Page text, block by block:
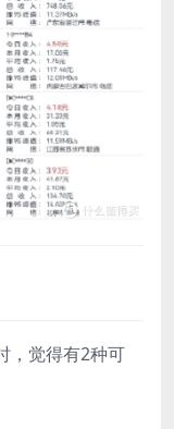
，觉得有2种可